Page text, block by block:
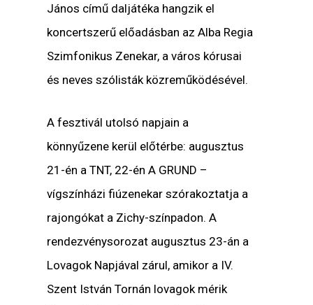
János című daljátéka hangzik el
koncertszerű előadásban az Alba Regia
Szimfonikus Zenekar, a város kórusai
és neves szólisták közreműködésével.
A fesztivál utolsó napjain a
könnyűzene kerül előtérbe: augusztus
21-én a TNT, 22-én A GRUND –
vígszínházi fiúzenekar szórakoztatja a
rajongókat a Zichy-színpadon. A
rendezvénysorozat augusztus 23-án a
Lovagok Napjával zárul, amikor a IV.
Szent István Tornán lovagok mérik